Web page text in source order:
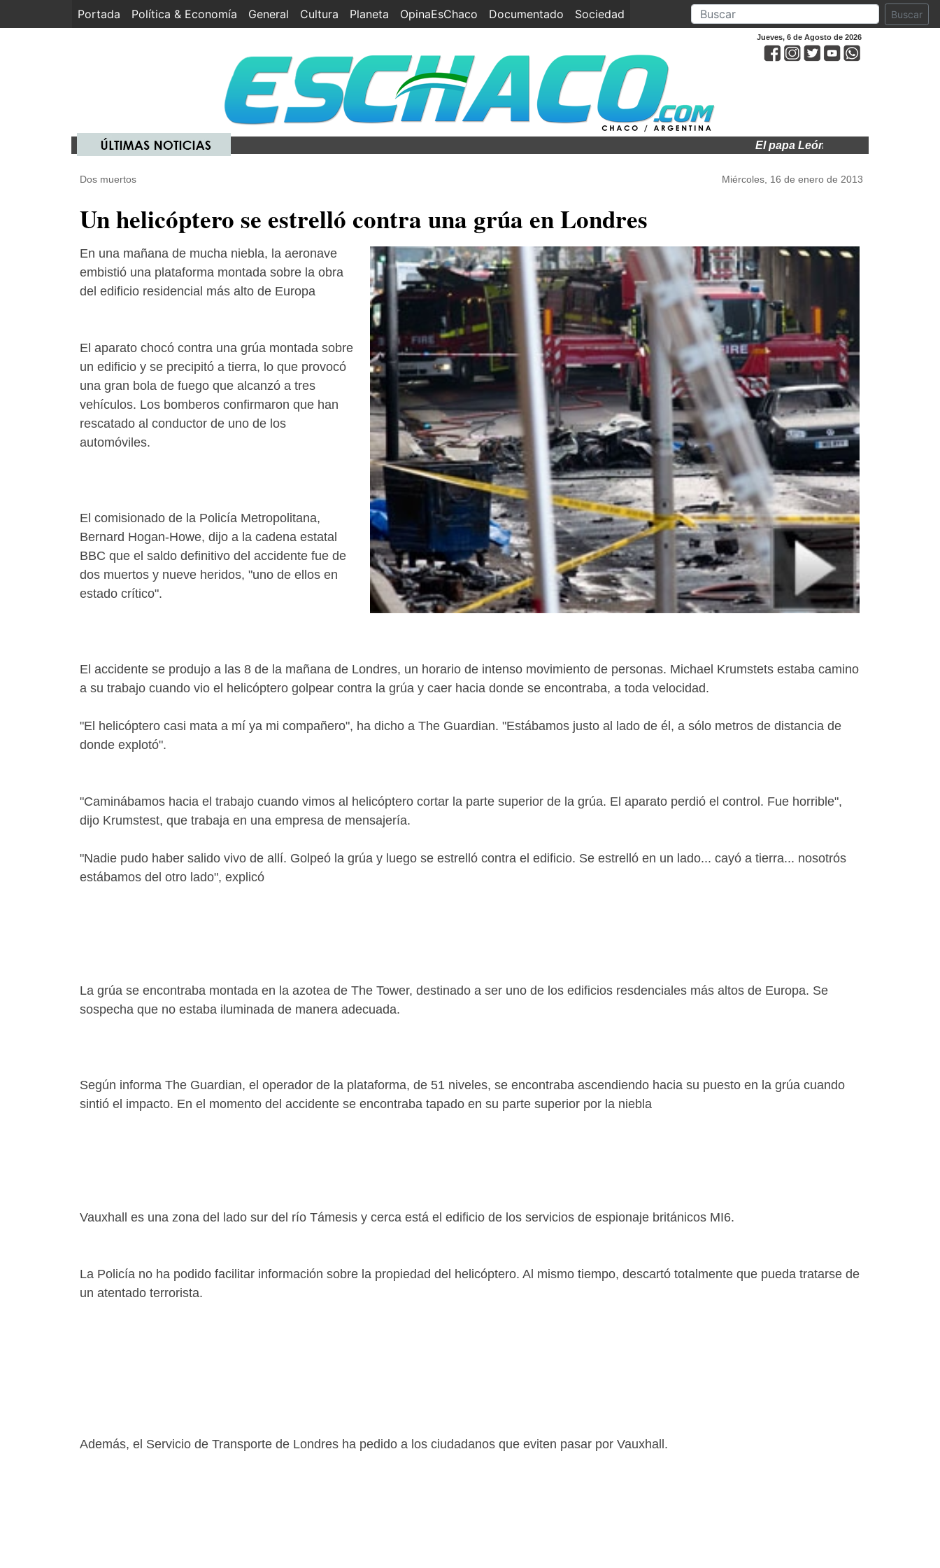
Portada (current)
Política & Economía General Cultura Planeta OpinaEsChaco Documentado Sociedad Buscar
Jueves, 6 de Agosto de 2026
El papa León XIV visitará a Argentina
Dos muertos Miércoles, 16 de enero de 2013
Un helicóptero se estrelló contra una grúa en Londres
En una mañana de mucha niebla, la aeronave
embistió una plataforma montada sobre la obra
del edificio residencial más alto de Europa
El aparato chocó contra una grúa montada sobre
un edificio y se precipitó a tierra, lo que provocó
una gran bola de fuego que alcanzó a tres
vehículos. Los bomberos confirmaron que han
rescatado al conductor de uno de los
automóviles.
El comisionado de la Policía Metropolitana,
Bernard Hogan-Howe, dijo a la cadena estatal
BBC que el saldo definitivo del accidente fue de
dos muertos y nueve heridos, "uno de ellos en
estado crítico".
El accidente se produjo a las 8 de la mañana de Londres, un horario de intenso movimiento de personas. Michael Krumstets estaba camino
a su trabajo cuando vio el helicóptero golpear contra la grúa y caer hacia donde se encontraba, a toda velocidad.
"El helicóptero casi mata a mí ya mi compañero", ha dicho a The Guardian. "Estábamos justo al lado de él, a sólo metros de distancia de
donde explotó".
"Caminábamos hacia el trabajo cuando vimos al helicóptero cortar la parte superior de la grúa. El aparato perdió el control. Fue horrible",
dijo Krumstest, que trabaja en una empresa de mensajería.
"Nadie pudo haber salido vivo de allí. Golpeó la grúa y luego se estrelló contra el edificio. Se estrelló en un lado... cayó a tierra... nosotrós
estábamos del otro lado", explicó
La grúa se encontraba montada en la azotea de The Tower, destinado a ser uno de los edificios resdenciales más altos de Europa. Se
sospecha que no estaba iluminada de manera adecuada.
Según informa The Guardian, el operador de la plataforma, de 51 niveles, se encontraba ascendiendo hacia su puesto en la grúa cuando
sintió el impacto. En el momento del accidente se encontraba tapado en su parte superior por la niebla
Vauxhall es una zona del lado sur del río Támesis y cerca está el edificio de los servicios de espionaje británicos MI6.
La Policía no ha podido facilitar información sobre la propiedad del helicóptero. Al mismo tiempo, descartó totalmente que pueda tratarse de
un atentado terrorista.
Además, el Servicio de Transporte de Londres ha pedido a los ciudadanos que eviten pasar por Vauxhall.